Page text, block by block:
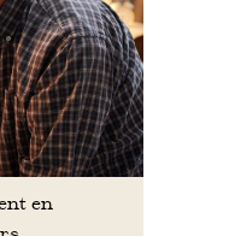
en